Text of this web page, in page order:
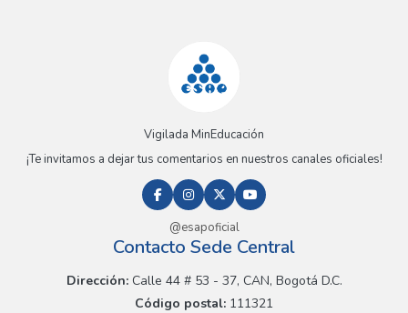
Vigilada MinEducación
¡Te invitamos a dejar tus comentarios en nuestros canales oficiales!
@esapoficial
Contacto Sede Central
Dirección:Calle 44 # 53 - 37, CAN, Bogotá D.C.
Código postal: 111321